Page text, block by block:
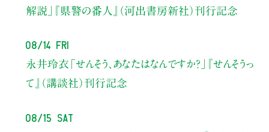
解説」
『県警の番人』（河出書房新社）刊行記念
08/14 Fri
永井玲衣 「せんそう、あなたはなんですか？」
『せんそうっ
て』（講談社）刊行記念
08/15 Sat